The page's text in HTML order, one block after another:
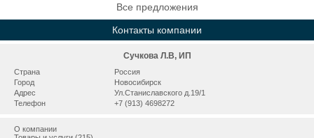
Все предложения
Контакты компании
Сучкова Л.В, ИП
Страна
Россия
Город
Новосибирск
Адрес
Ул.Станиславского д.19/1
Телефон
+7 (913) 4698272
О компании